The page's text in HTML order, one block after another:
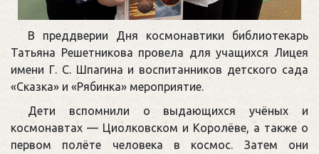
В преддверии Дня космонавтики библиотекарь
Татьяна Решетникова провела для учащихся Лицея
имени Г. С. Шпагина и воспитанников детского сада
«Сказка» и «Рябинка» мероприятие.
Дети вспомнили о выдающихся учёных и
космонавтах — Циолковском и Королёве, а также о
первом полёте человека в космос. Затем они